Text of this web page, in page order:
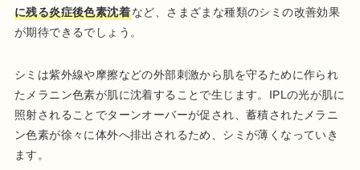
に残る炎症後色素沈着など、さまざまな種類のシミの改善効果
が期待できるでしょう。
シミは紫外線や摩擦などの外部刺激から肌を守るために作られ
たメラニン色素が肌に沈着することで生じます。IPLの光が肌に
照射されることでターンオーバーが促され、蓄積されたメラニ
ン色素が徐々に体外へ排出されるため、シミが薄くなっていき
ます。